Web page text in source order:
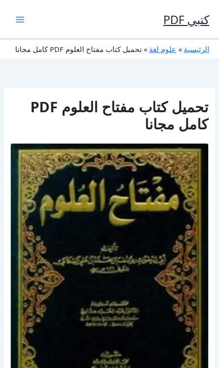
إلى
المحتوى
كتبي PDF
الرئيسية علوم لغة تحميل كتاب مفتاح العلوم PDF كامل مجانا
تحميل كتاب مفتاح العلوم PDF
كامل مجانا